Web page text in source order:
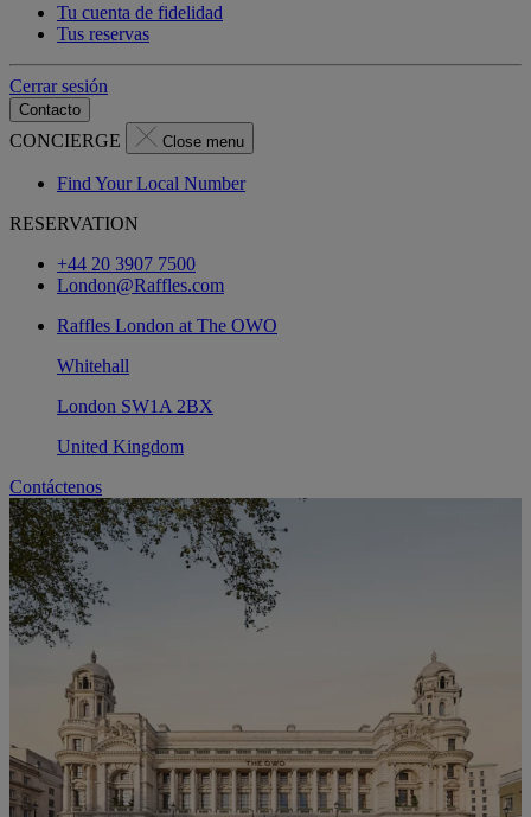
Tu cuenta de fidelidad
Tus reservas
Cerrar sesión
Contacto
CONCIERGE Close menu
Find Your Local Number
RESERVATION
+44 20 3907 7500
London@Raffles.com
Raffles London at The OWO
Whitehall
London SW1A 2BX
United Kingdom
Contáctenos